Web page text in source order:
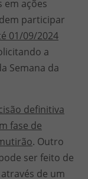
em ações
participar
01/09/2024
a
Semana da
definitiva
fase de
. Outro
ser feito de
de um